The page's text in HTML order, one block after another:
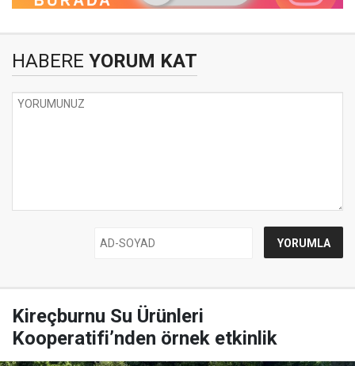
HABERE YORUM KAT
Kireçburnu Su Ürünleri
Kooperatifi’nden örnek etkinlik